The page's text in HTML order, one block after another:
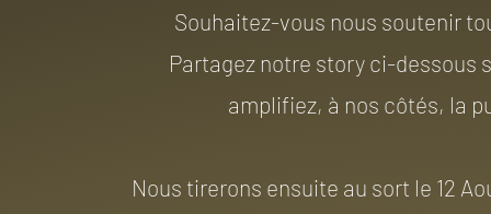
Souhaitez-vous nous soutenir
Partagez notre story ci-dessous
amplifiez, à nos côtés, la
Nous tirerons ensuite au sort le 12